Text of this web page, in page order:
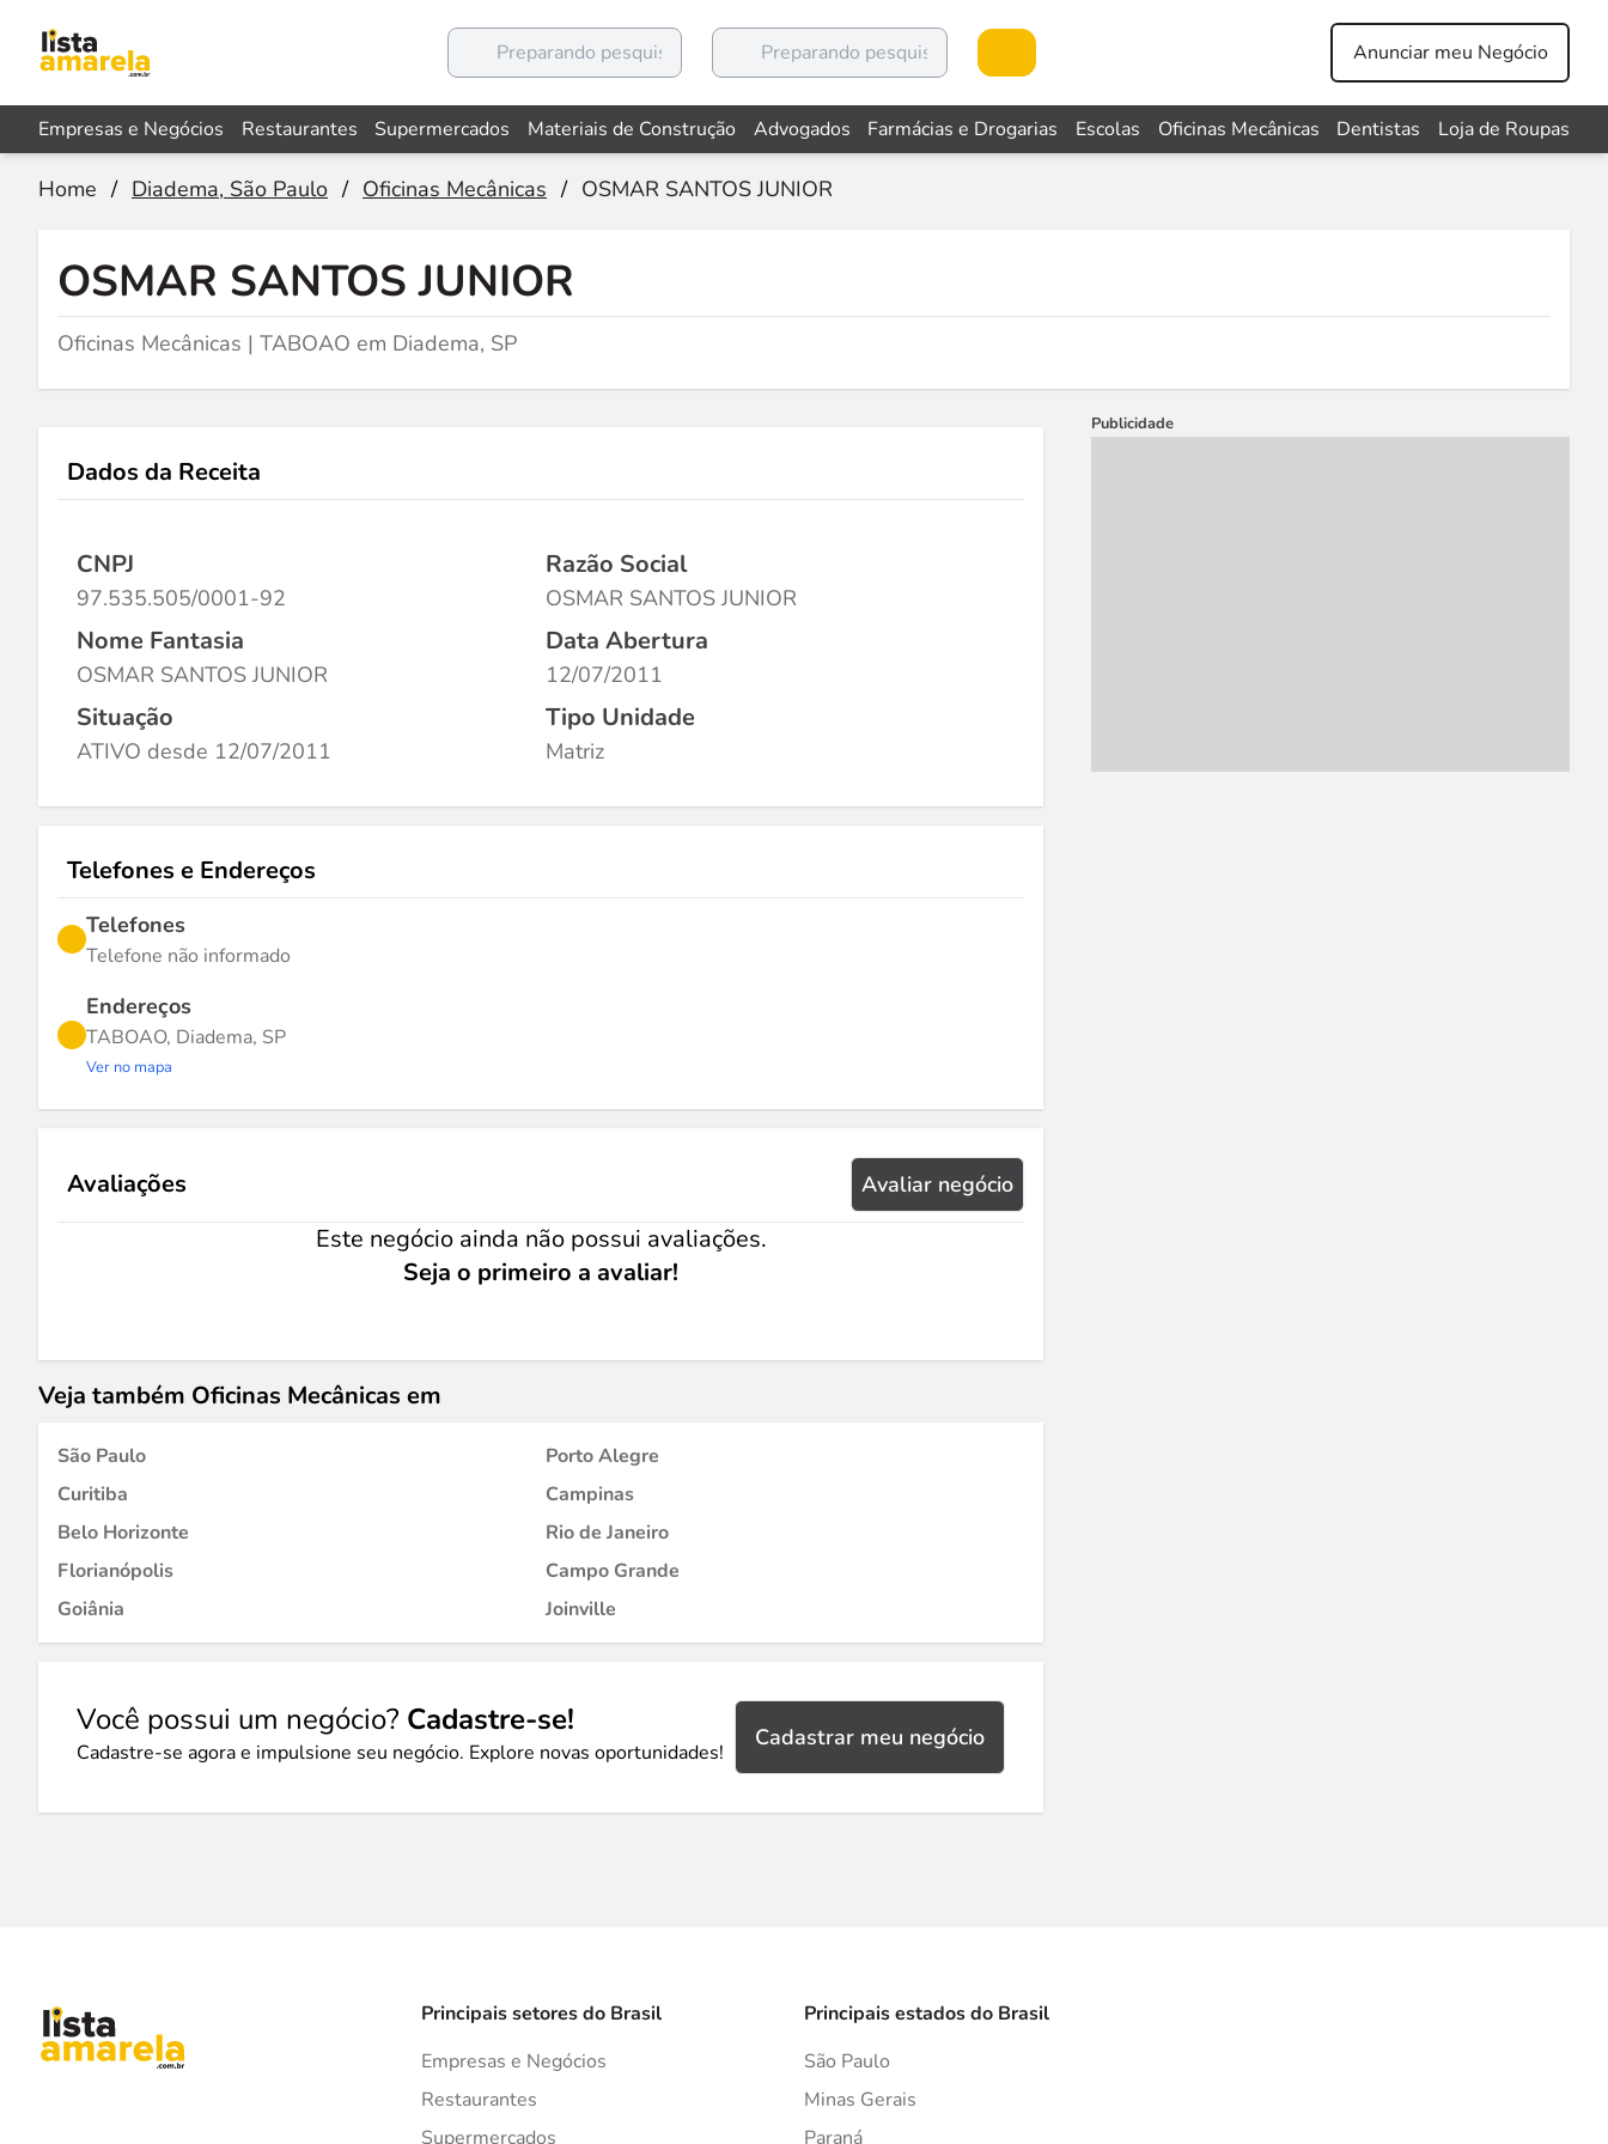
Anunciar meu Negócio
Empresas e Negócios Restaurantes Supermercados Materiais de Construção Advogados Farmácias e Drogarias Escolas Oficinas Mecânicas Dentistas Loja de Roupas
Home / Diadema, São Paulo / Oficinas Mecânicas / OSMAR SANTOS JUNIOR
OSMAR SANTOS JUNIOR
Oficinas Mecânicas | TABOAO em Diadema, SP
Dados da Receita
CNPJ
97.535.505/0001-92
Razão Social
OSMAR SANTOS JUNIOR
Nome Fantasia
OSMAR SANTOS JUNIOR
Data Abertura
12/07/2011
Situação
ATIVO desde 12/07/2011
Tipo Unidade
Matriz
Telefones e Endereços
Telefones
Telefone não informado
Endereços
TABOAO, Diadema, SP
Ver no mapa
Avaliações Avaliar negócio
Este negócio ainda não possui avaliações.
Seja o primeiro a avaliar!
Veja também Oficinas Mecânicas em
São Paulo
Porto Alegre
Curitiba
Campinas
Belo Horizonte
Rio de Janeiro
Florianópolis
Campo Grande
Goiânia
Joinville
Você possui um negócio? Cadastre-se!
Cadastre-se agora e impulsione seu negócio. Explore novas oportunidades!
Cadastrar meu negócio
Publicidade
Principais setores do Brasil
Empresas e Negócios
Restaurantes
Supermercados
Principais estados do Brasil
São Paulo
Minas Gerais
Paraná